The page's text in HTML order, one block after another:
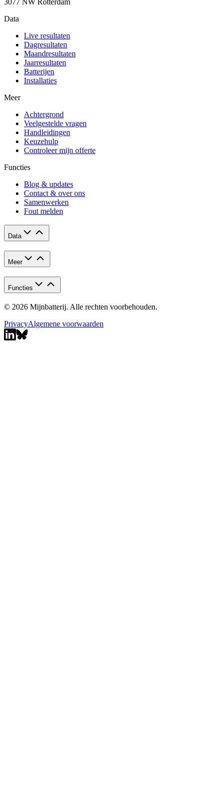
Data
Live resultaten
Dagresultaten
Maandresultaten
Jaarresultaten
Batterijen
Installaties
Meer
Achtergrond
Veelgestelde vragen
Handleidingen
Keuzehulp
Controleer mijn offerte
Functies
Blog & updates
Contact & over ons
Samenwerken
Fout melden
Data
Meer
Functies
© 2026 Mijnbatterij. Alle rechten voorbehouden.
PrivacyAlgemene voorwaarden